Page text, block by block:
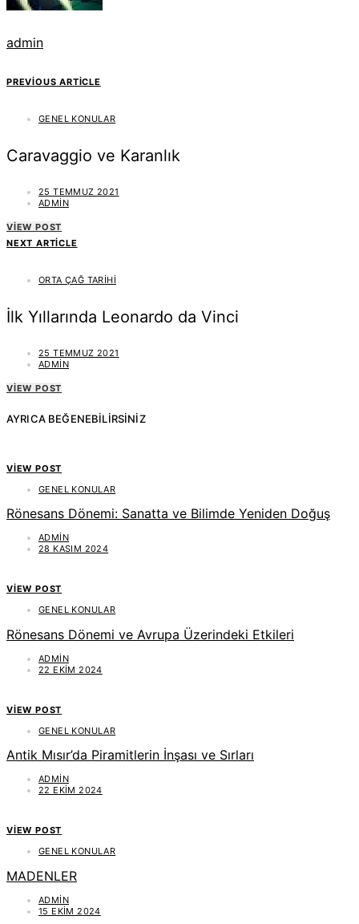
admin
PREVIOUS ARTICLE
GENEL KONULAR
Caravaggio ve Karanlık
25 TEMMUZ 2021
ADMIN
VIEW POST
NEXT ARTICLE
ORTA ÇAĞ TARIHI
İlk Yıllarında Leonardo da Vinci
25 TEMMUZ 2021
ADMIN
VIEW POST
AYRICA BEĞENEBILIRSINIZ
VIEW POST
GENEL KONULAR
Rönesans Dönemi: Sanatta ve Bilimde Yeniden Doğuş
ADMIN
28 KASIM 2024
VIEW POST
GENEL KONULAR
Rönesans Dönemi ve Avrupa Üzerindeki Etkileri
ADMIN
22 EKIM 2024
VIEW POST
GENEL KONULAR
Antik Mısır’da Piramitlerin İnşası ve Sırları
ADMIN
22 EKIM 2024
VIEW POST
GENEL KONULAR
MADENLER
ADMIN
15 EKIM 2024